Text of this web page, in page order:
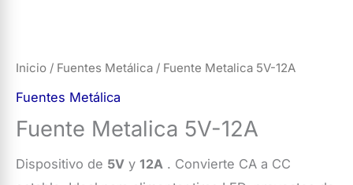
Inicio / Fuentes Metálica / Fuente Metalica 5V-12A
Fuentes Metálica
Fuente Metalica 5V-12A
Dispositivo de 5V y 12A . Convierte CA a CC